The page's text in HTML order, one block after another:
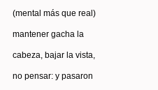
(mental más que real)
mantener gacha la
cabeza, bajar la vista,
no pensar: y pasaron